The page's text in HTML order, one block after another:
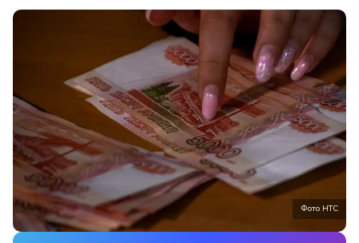
Фото НТС